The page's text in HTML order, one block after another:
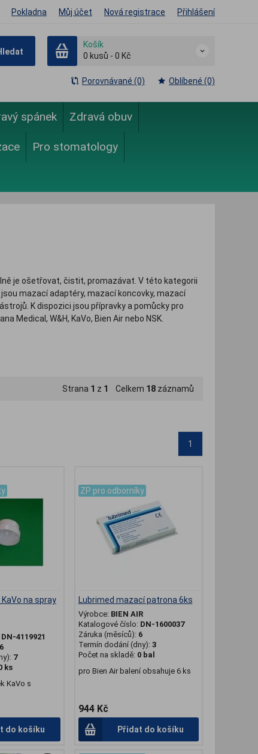
Pokladna Můj účet Nová registrace Přihlášení
Košík
0 kusů - 0 Kč
Porovnávané (0) Oblíbené (0)
spánek Zdravá obuv
Pro stomatology
je ošetřovat, čistit, promazávat. V této kategorii
mazací adaptéry, mazací koncovky, mazací
K dispozici jsou přípravky a pomůcky pro
Medical, W&H, KaVo, Bien Air nebo NSK.
Strana 1 z 1 Celkem 18 záznamů
1
na spray
DN-4119921
6
7
ks
KaVo s
do košíku
ZP pro odborníky
Lubrimed mazací patrona 6ks
Výrobce: BIEN AIR
Katalogové číslo: DN-1600037
Záruka (měsíců): 6
Termín dodání (dny): 3
Počet na skladě: 0 bal
pro Bien Air balení obsahuje 6 ks
944 Kč
Přidat do košíku